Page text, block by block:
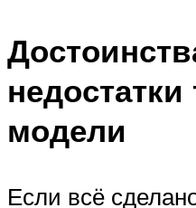
недостатки
модели
Если всё